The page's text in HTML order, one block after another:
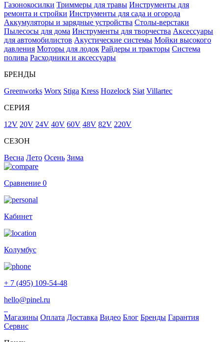
Газонокосилки Триммеры для травы Инструменты для
ремонта и стройки Инструменты для сада и огорода
Аккумуляторы и зарядные устройства Столы-верстаки
Пылесосы для дома Инструменты для творчества Аксессуары
для автомобилистов Акустические системы Мойки высокого
давления Моторы для лодок Райдеры и тракторы Система
полива Расходники и аксессуары
БРЕНДЫ
Greenworks Worx Stiga Kress Hozelock Siat Villartec
СЕРИЯ
12V 20V 24V 40V 60V 48V 82V 220V
СЕЗОН
Весна Лето Осень Зима
Сравнение 0
Кабинет
Колумбус
+ 7 (495) 109-54-48
hello@pinel.ru
Магазины Оплата Доставка Видео Блог Бренды Гарантия
Сервис